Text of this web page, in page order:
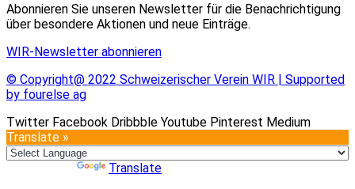
Abonnieren Sie unseren Newsletter für die Benachrichtigung
über besondere Aktionen und neue Einträge.
WIR-Newsletter abonnieren
© Copyright@ 2022 Schweizerischer Verein WIR | Supported
by fourelse ag
Twitter Facebook Dribbble Youtube Pinterest Medium
Translate »
Translate